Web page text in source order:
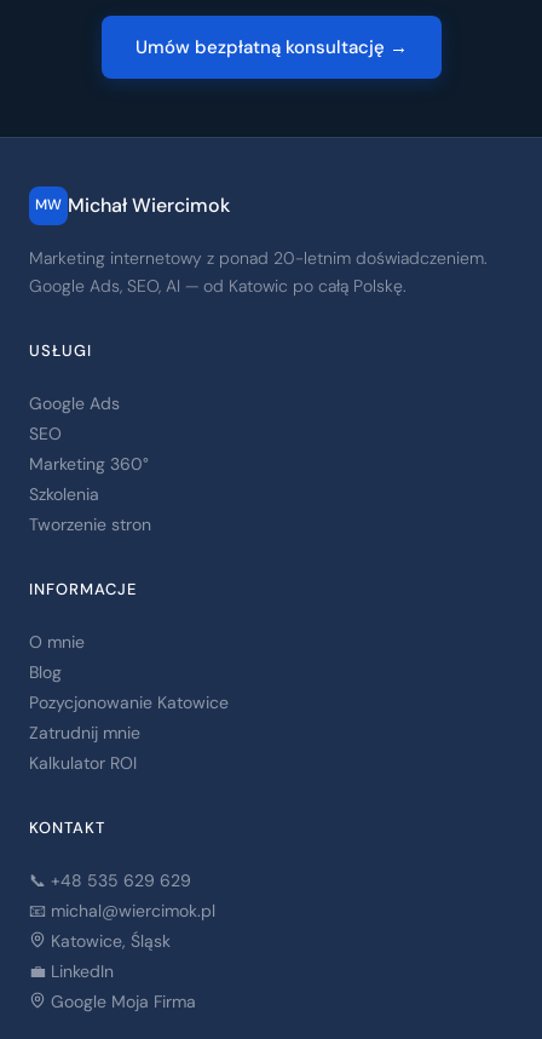
Umów bezpłatną konsultację →
MW Michał Wiercimok
Marketing internetowy z ponad 20-letnim doświadczeniem.
Google Ads, SEO, AI — od Katowic po całą Polskę.
USŁUGI
Google Ads
SEO
Marketing 360°
Szkolenia
Tworzenie stron
INFORMACJE
O mnie
Blog
Pozycjonowanie Katowice
Zatrudnij mnie
Kalkulator ROI
KONTAKT
📞 +48 535 629 629
📧 michal@wiercimok.pl
Katowice, Śląsk
💼 LinkedIn
Google Moja Firma